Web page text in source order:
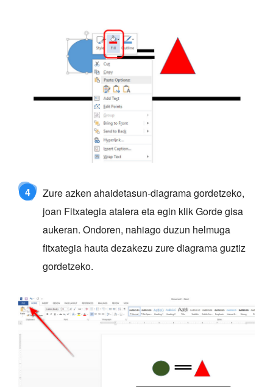
4
Zure azken ahaidetasun-diagrama gordetzeko,
joan Fitxategia atalera eta egin klik Gorde gisa
aukeran. Ondoren, nahiago duzun helmuga
fitxategia hauta dezakezu zure diagrama guztiz
gordetzeko.